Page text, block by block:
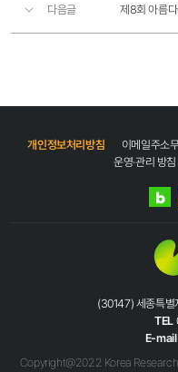
다음글 제8회 아름
개인정보처리방침 이메일주소
운영·관리 방침
(30147) 세종특별
TEL
E-mail
Copyright@2022 Korea